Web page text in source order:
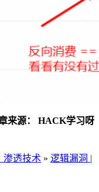
来源： HACK学习呀
渗透技术 » 逻辑漏洞 |